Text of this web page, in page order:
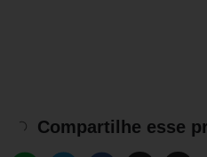
Compartilhe esse